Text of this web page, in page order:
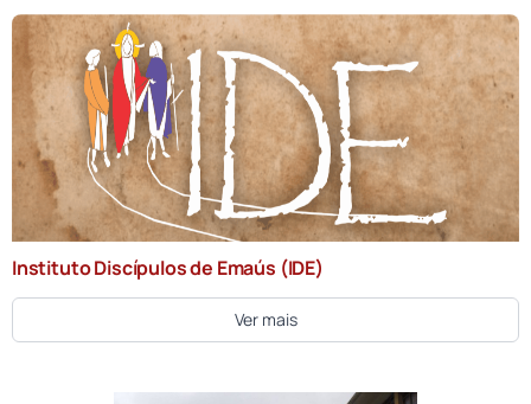
Instituto Discípulos de Emaús (IDE)
Ver mais